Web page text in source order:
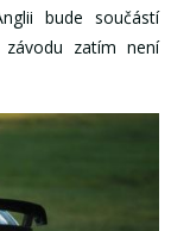
bude součástí
závodu zatím není